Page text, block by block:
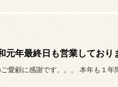
元年最終日も営業しており